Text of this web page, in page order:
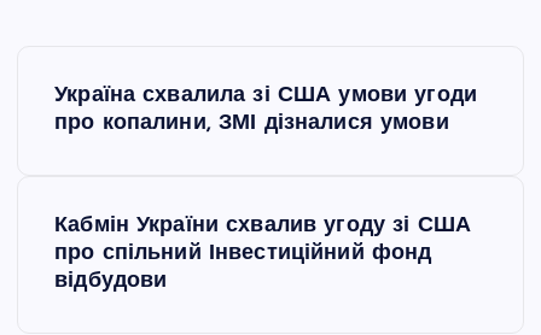
Україна схвалила зі США умови угоди
про копалини, ЗМІ дізналися умови
Кабмін України схвалив угоду зі США
про спільний Інвестиційний фонд
відбудови